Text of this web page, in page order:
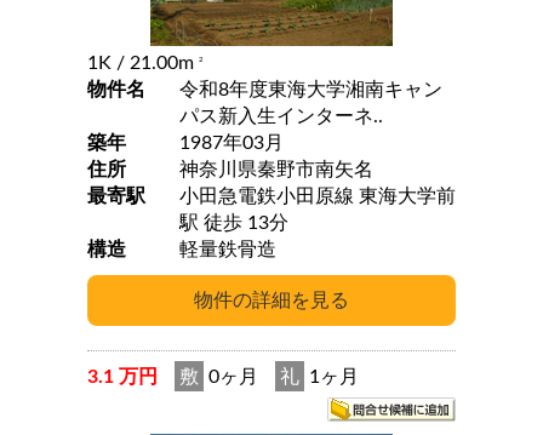
1K / 21.00m 2
物件名
令和8年度東海大学湘南キャン
パス新入生インターネ..
築年
1987年03月
住所
神奈川県秦野市南矢名
最寄駅
小田急電鉄小田原線 東海大学前
駅 徒歩 13分
構造
軽量鉄骨造
3.1 万円 敷 0ヶ月 礼 1ヶ月